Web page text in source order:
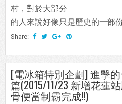
村，對於大部分
的人來說好像只是歷史的一部份
Share:
[電冰箱特別企劃] 進擊
篇(2015/11/23 新增花蓮
骨便當制霸完成!!)